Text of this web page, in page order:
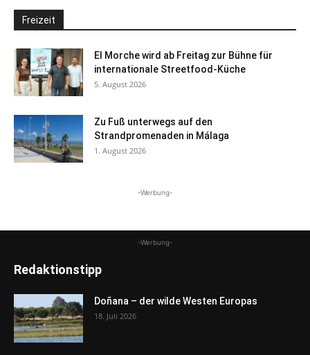
Freizeit
El Morche wird ab Freitag zur Bühne für
internationale Streetfood-Küche
5. August 2026
Zu Fuß unterwegs auf den
Strandpromenaden in Málaga
1. August 2026
-Werbung-
-Werbung-
Redaktionstipp
Doñana – der wilde Westen Europas
18. Juli 2026